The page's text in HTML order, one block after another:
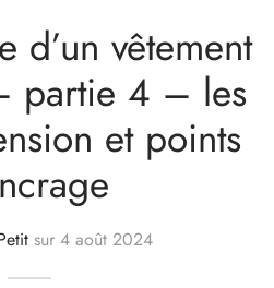
d’un vêtement
partie 4 – les
et points
sur 4 août 2024